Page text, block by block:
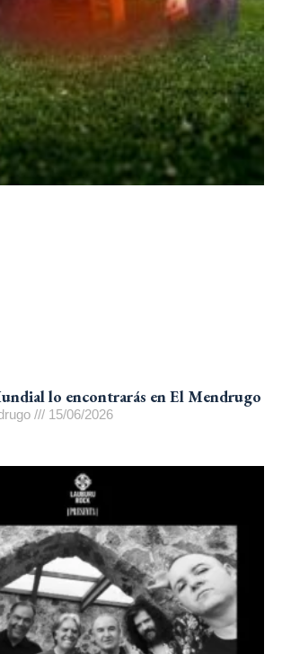
lo encontrarás en El Mendrugo
15/06/2026